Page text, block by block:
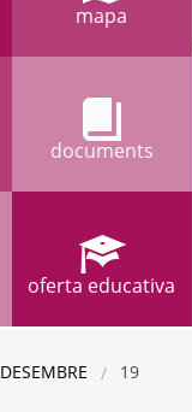
mapa
documents
oferta educativa
DESEMBRE 19